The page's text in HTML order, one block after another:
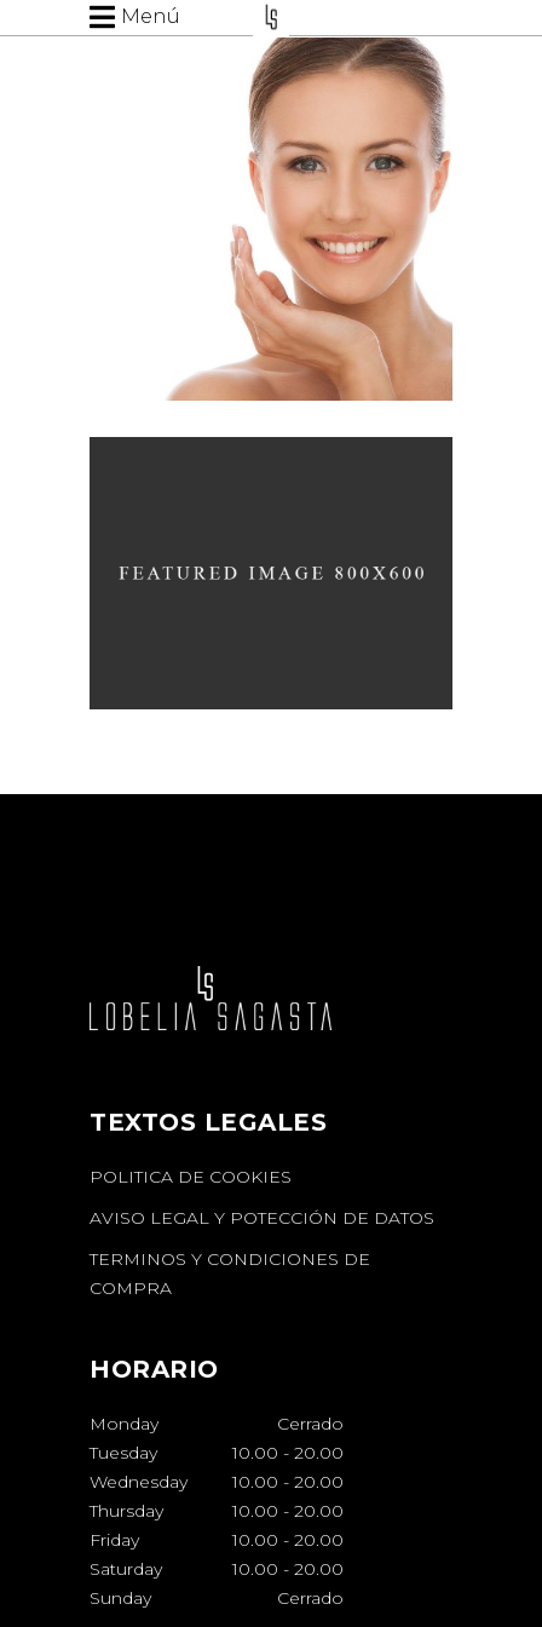
Menú
CUIDADO
FACIAL
BELLEZA
TEXTOS LEGALES
POLITICA DE COOKIES
AVISO LEGAL Y POTECCIÓN DE DATOS
TERMINOS Y CONDICIONES DE
COMPRA
HORARIO
Monday
Cerrado
Tuesday
10.00 - 20.00
Wednesday
10.00 - 20.00
Thursday
10.00 - 20.00
Friday
10.00 - 20.00
Saturday
10.00 - 20.00
Sunday
Cerrado